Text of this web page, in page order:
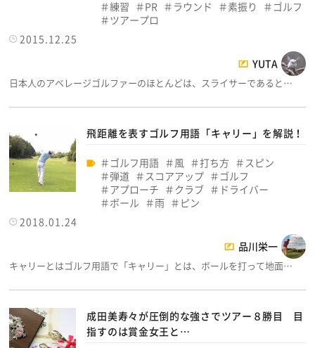
練習
PR ラウンド 素振り
ゴルフ
ツアープロ
2015.12.25
YUTA
日本人のアベレージゴルファーのほとんどは、スライサーであると…
飛距離を表すゴルフ用語「キャリー」を解説！
ゴルフ用語 風 打ち方
スピン
弾道
スコアアップ
ゴルフ
アプローチ
クラブ
ドライバー
ボール
雨
ピン
2018.01.24
品川栄一
キャリーとはゴルフ用語で「キャリー」とは、ボールを打って地面…
成田美寿々が圧倒的な強さでツアー８勝目 目
指すのは賞金女王と…